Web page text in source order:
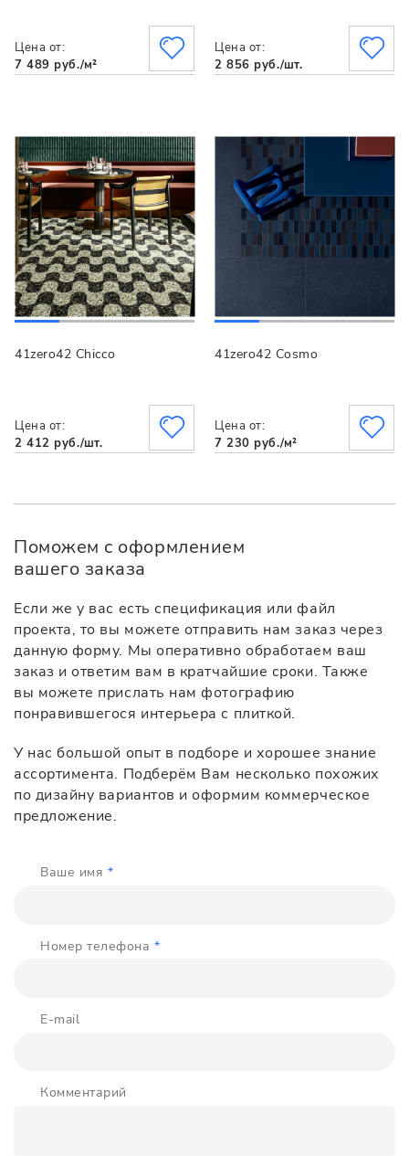
Цена от:
7 489 руб./м²
Цена от:
2 856 руб./шт.
41zero42 Chicco
Цена от:
2 412 руб./шт.
41zero42 Cosmo
Цена от:
7 230 руб./м²
Ваше имя *
Номер телефона*
E-mail
Комментарий
Поможем с оформлением
вашего заказа
Если же у вас есть спецификация или файл
проекта, то вы можете отправить нам заказ через
данную форму. Мы оперативно обработаем ваш
заказ и ответим вам в кратчайшие сроки. Также
вы можете прислать нам фотографию
понравившегося интерьера с плиткой.
У нас большой опыт в подборе и хорошее знание
ассортимента. Подберём Вам несколько похожих
по дизайну вариантов и оформим коммерческое
предложение.